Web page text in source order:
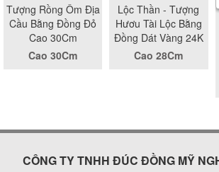
Tượng Rồng Ôm Địa
Cầu Bằng Đồng Đỏ
Cao 30Cm
Cao 30Cm
Lộc Thần - Tượng
Hươu Tài Lộc Bằng
Đồng Dát Vàng 24K
Cao 28Cm
CÔNG TY TNHH ĐÚC ĐỒNG MỸ